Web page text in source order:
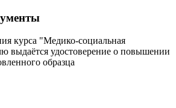
курса "Медико-социальная
выдаётся удостоверение о повышении
образца